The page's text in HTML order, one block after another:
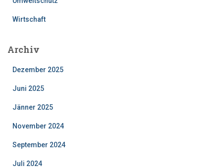
Wirtschaft
Archiv
Dezember 2025
Juni 2025
Jänner 2025
November 2024
September 2024
Juli 2024